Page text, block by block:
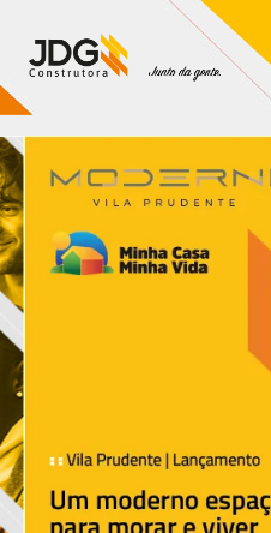
Contato
Sobre nós
Blog